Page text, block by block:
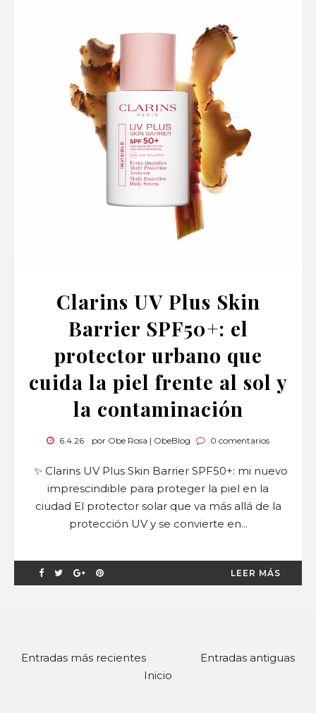
Clarins UV Plus Skin
Barrier SPF50+: el
protector urbano que
cuida la piel frente al sol y
la contaminación
6.4.26 por Obe Rosa | ObeBlog 0 comentarios
✨ Clarins UV Plus Skin Barrier SPF50+: mi nuevo
imprescindible para proteger la piel en la
ciudad El protector solar que va más allá de la
protección UV y se convierte en...
LEER MÁS
Entradas más recientes
Entradas antiguas
Inicio